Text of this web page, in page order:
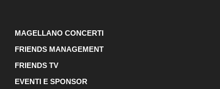
MAGELLANO CONCERTI
FRIENDS MANAGEMENT
FRIENDS TV
EVENTI E SPONSOR